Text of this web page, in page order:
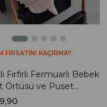
Fırfırlı Fermuarlı Bebek
Örtüsü ve Puset
FIRSATINI KAÇIRMA!!